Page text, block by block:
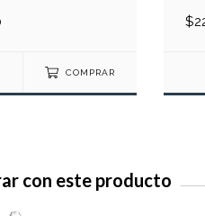
COMPRAR
con este producto